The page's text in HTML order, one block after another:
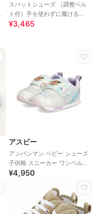
スパットシューズ （調整ベル
ト付）手を使わずに履ける
【19.0cm～24.0cm】
¥3,465
アスビー
アンパンマン ベビー シューズ
子供靴 スニーカー ワンベルト
AP B62
¥4,950